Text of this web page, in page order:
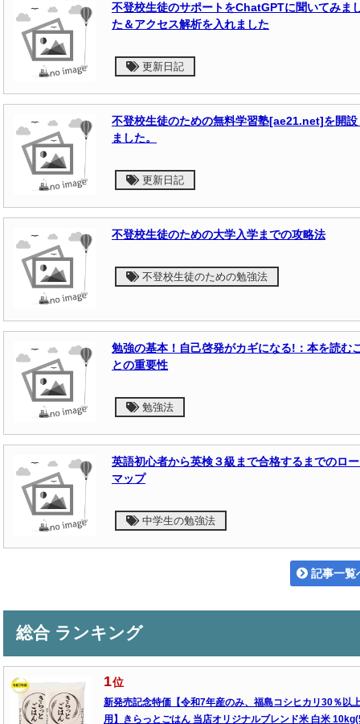
不登校生徒のサポートをChatGPTに聞いてみま
た＆アクセス解析を入れました
更新日記
不登校生徒のための無料学習塾[ae21.net]を開設
ました。
更新日記
不登校生徒のための大学入学までの攻略法
不登校生徒のための勉強法
勉強の基本！自己啓発がカギになる!：本を読む
との重要性
勉強法
英語初心者から英検３級まで合格するまでのロ
マップ
中学生の勉強法
記事一覧
総合 ランキング
1位
新発売記念特価【令和7年産のみ、福島コシヒカリ30％以
用】きらっとごはん 当店オリジナルブレンド米 白米